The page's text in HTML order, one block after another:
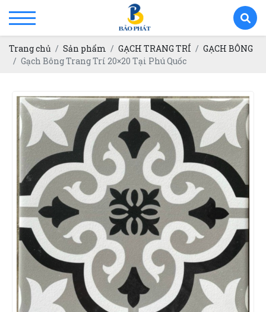
Trang chủ Sản phẩm GẠCH TRANG TRÍ
GẠCH BÔNG
Gạch Bông Trang Trí 20×20 Tại Phú Quốc